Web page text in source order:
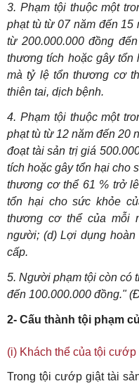
3. Phạm tội thuộc một
phạt tù từ 07 năm đến 15
từ 200.000.000 đồng
thương tích hoặc gây
mà tỷ lệ tổn thương cơ
thiên tai, dịch bệnh.
4. Phạm tội thuộc một
phạt tù từ 12 năm đến 20
đoạt tài sản trị giá
tích hoặc gây tổn hại cho
thương cơ thể 61 % trở
tổn hại cho sức khỏe
thương cơ thể của mỗi
người; (d) Lợi dụng hoàn
cấp.
5. Người phạm tội còn có
đến 100.000.000 đồng."
2- Cấu thành tội phạm
(i) Khách thể của tội cướp
Trong tội cướp giật tài